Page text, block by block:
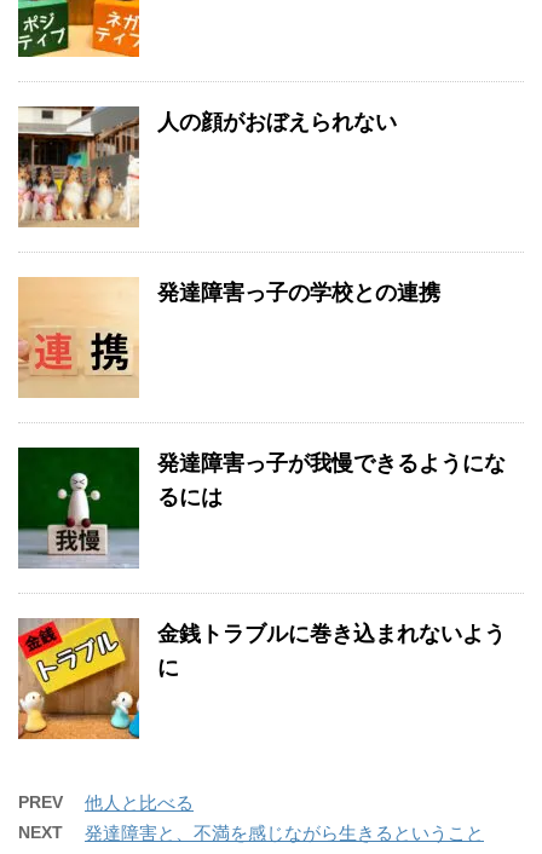
人の顔がおぼえられない
発達障害っ子の学校との連携
発達障害っ子が我慢できるようにな
るには
金銭トラブルに巻き込まれないよう
に
PREV 他人と比べる
NEXT 発達障害と、不満を感じながら生きるということ